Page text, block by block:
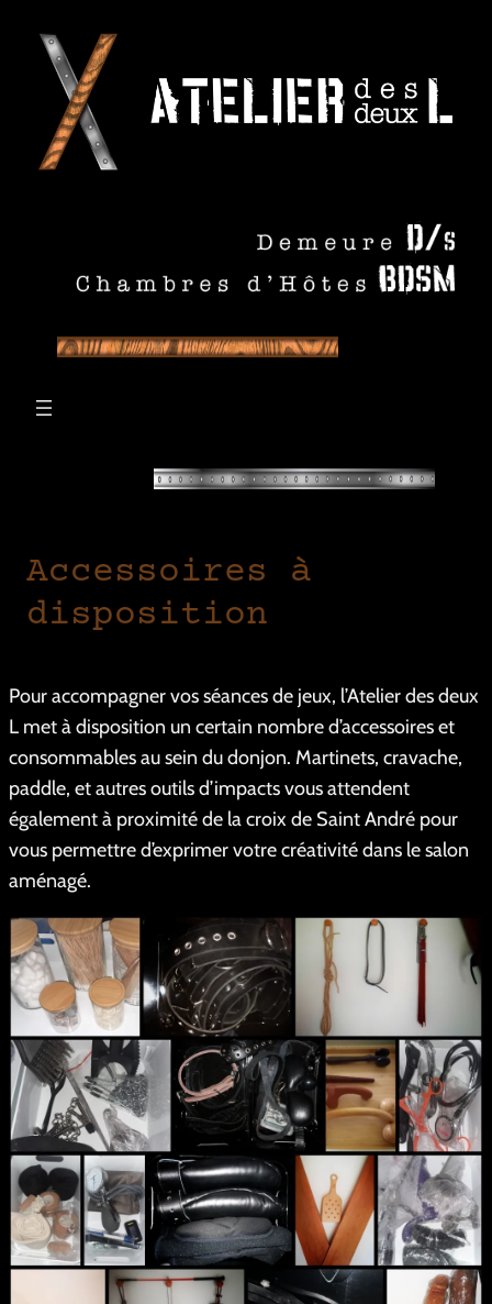
Accessoires à
disposition
Pour accompagner vos séances de jeux, l’Atelier des deux
L met à disposition un certain nombre d’accessoires et
consommables au sein du donjon. Martinets, cravache,
paddle, et autres outils d’impacts vous attendent
également à proximité de la croix de Saint André pour
vous permettre d’exprimer votre créativité dans le salon
aménagé.